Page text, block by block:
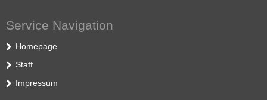
Service Navigation
Homepage
Staff
Impressum